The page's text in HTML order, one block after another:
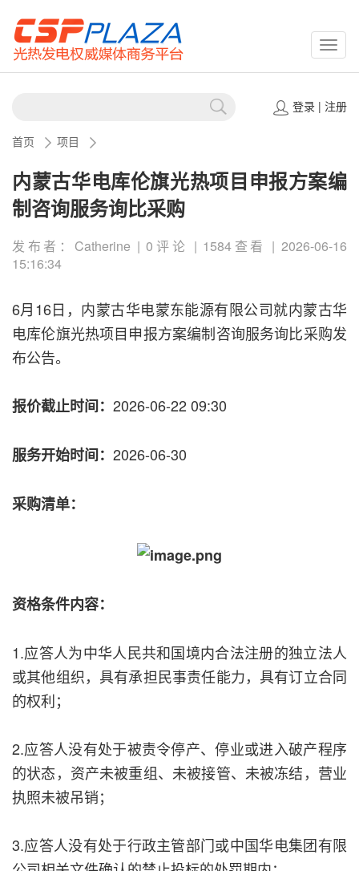
登录| 注册
首页 项目
内蒙古华电库伦旗光热项目申报方案编
制咨询服务询比采购
发布者：Catherine | 0评论 | 1584查看 | 2026-06-16
15:16:34
6月16日，内蒙古华电蒙东能源有限公司就内蒙古华
电库伦旗光热项目申报方案编制咨询服务询比采购发
布公告。
报价截止时间： 2026-06-22 09:30
服务开始时间： 2026-06-30
采购清单：
资格条件内容：
1.应答人为中华人民共和国境内合法注册的独立法人
或其他组织，具有承担民事责任能力，具有订立合同
的权利；
2.应答人没有处于被责令停产、停业或进入破产程序
的状态，资产未被重组、未被接管、未被冻结，营业
执照未被吊销；
3.应答人没有处于行政主管部门或中国华电集团有限